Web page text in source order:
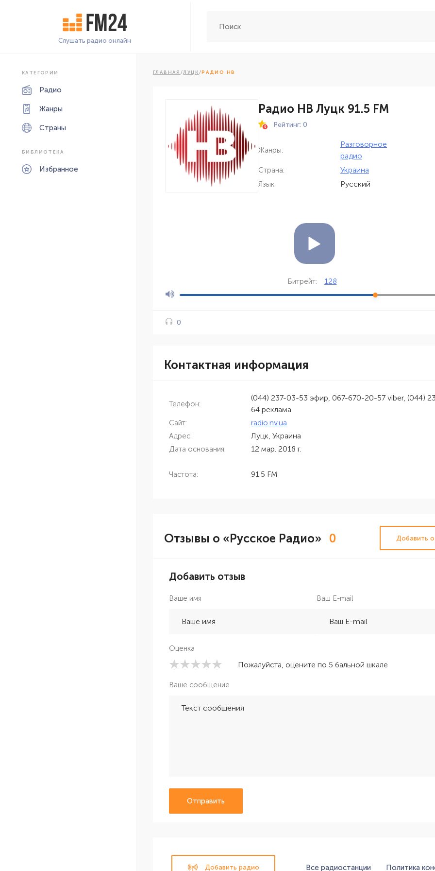
Слушать радио онлайн
КАТЕГОРИИ
Радио
Жанры
Страны
БИБЛИОТЕКА
Избранное
ГЛАВНАЯ /ЛУЦК/РАДИО НВ
Радио НВ Луцк 91.5 FM
Рейтинг: 0
Жанры:
Разговорное
радио
Страна: Украина
Язык: Русский
Битрейт: 128
0
Контактная информация
Телефон:
(044) 237-03-53 эфир, 067-670-20-57 viber, (044)
64 реклама
Сайт: radio.nv.ua
Адрес: Луцк, Украина
Дата основания: 12 мар. 2018 г.
Частота: 91.5 FM
Отзывы о «Русское Радио» 0 Добавить
Добавить отзыв
Ваше имя Ваш E-mail
Оценка
Пожалуйста, оцените по 5 бальной шкале
Ваше сообщение
Отправить
Добавить радио Все радиостанции Политика